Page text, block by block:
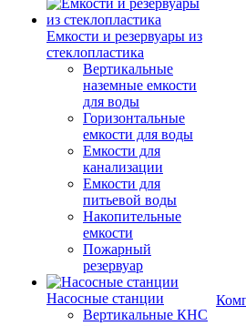
Емкости и резервуары из
стеклопластика
Вертикальные
наземные емкости
для воды
Горизонтальные
емкости для воды
Емкости для
канализации
Емкости для
питьевой воды
Накопительные
емкости
Пожарный
резервуар
Насосные станции
Вертикальные КНС